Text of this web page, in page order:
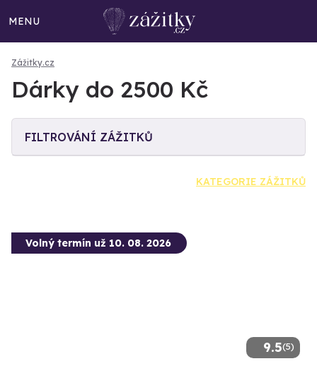
MENU
Zážitky.cz
Dárky do 2500 Kč
FILTROVÁNÍ ZÁŽITKŮ
KATEGORIE ZÁŽITKŮ
9.5(5)
Volný termín už 10. 08. 2026